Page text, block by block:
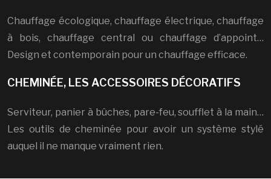
Chauffage écologique, chauffage électrique, chauffage
à bois, chauffage central ou chauffage d’appoint…
Design et contemporain pour un chauffage efficace.
CHEMINÉE, LES ACCESSOIRES DÉCORATIFS
Serviteur, panier à bûches, pare-feu, soufflet à la main…
Les outils de cheminée pour avoir un système stylé
auquel il ne manque vraiment rien.